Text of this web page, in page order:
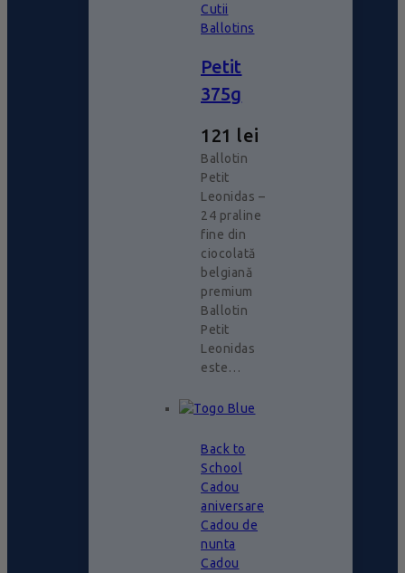
Cutii
Ballotins
Petit
375g
121 lei
Ballotin
Petit
Leonidas –
24 praline
fine din
ciocolată
belgiană
premium
Ballotin
Petit
Leonidas
este…
Back to
School
Cadou
aniversare
Cadou de
nunta
Cadou